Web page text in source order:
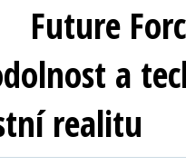
Future
a
realitu